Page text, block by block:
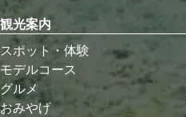
観光案内
スポット・体験
モデルコース
グルメ
おみやげ